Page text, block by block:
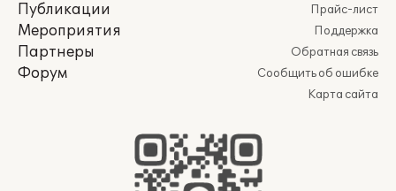
Публикации
Мероприятия
Партнеры
Форум
Прайс-лист
Поддержка
Обратная связь
Сообщить об ошибке
Карта сайта